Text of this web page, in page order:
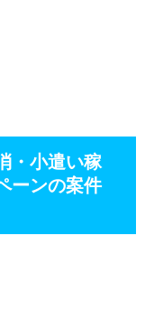
・小遣い稼
ーンの案件